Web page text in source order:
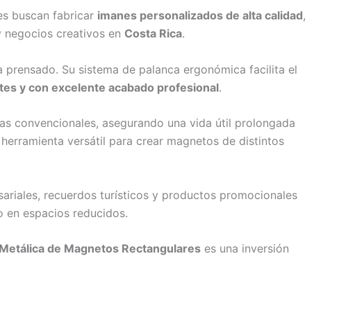
buscan fabricar imanes personalizados de alta calidad,
negocios creativos en Costa Rica.
prensado. Su sistema de palanca ergonómica facilita el
y con excelente acabado profesional.
convencionales, asegurando una vida útil prolongada
versátil para crear magnetos de distintos
recuerdos turísticos y productos promocionales
espacios reducidos.
de Magnetos Rectangulares es una inversión